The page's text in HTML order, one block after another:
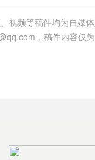
视频等稿件均为自媒